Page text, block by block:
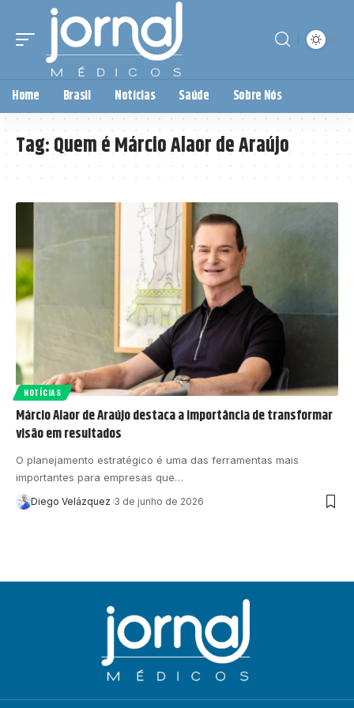
Home Brasil Notícias Saúde Sobre Nós
Tag:Quem é Márcio Alaor de Araújo
NOTÍCIAS
Márcio Alaor de Araújo destaca a importância de transformar
visão em resultados
O planejamento estratégico é uma das ferramentas mais
importantes para empresas que…
Diego Velázquez 3 de junho de 2026